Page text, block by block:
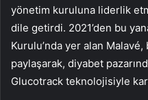
yönetim kuruluna liderlik
dile getirdi. 2021’den bu
Kurulu’nda yer alan
paylaşarak, diyabet
Glucotrack teknolojisiyle